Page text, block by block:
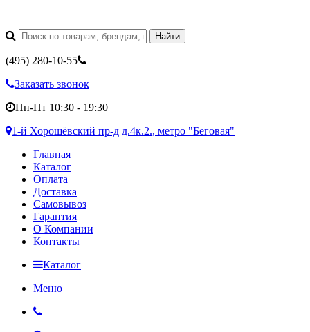
(495) 280-10-55
Заказать звонок
Пн-Пт 10:30 - 19:30
1-й Хорошёвский пр-д д.4к.2., метро "Беговая"
Главная
Каталог
Оплата
Доставка
Самовывоз
Гарантия
О Компании
Контакты
Каталог
Меню